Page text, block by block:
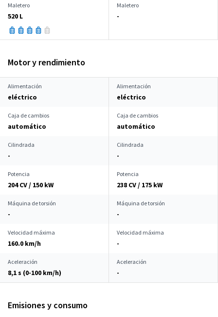
Maletero
520 L
Maletero
-
Motor y rendimiento
Alimentación
eléctrico
Alimentación
eléctrico
Caja de cambios
automático
Caja de cambios
automático
Cilindrada
-
Cilindrada
-
Potencia
204 CV / 150 kW
Potencia
238 CV / 175 kW
Máquina de torsión
-
Máquina de torsión
-
Velocidad máxima
160.0 km/h
Velocidad máxima
-
Aceleración
8,1 s (0-100 km/h)
Aceleración
-
Emisiones y consumo